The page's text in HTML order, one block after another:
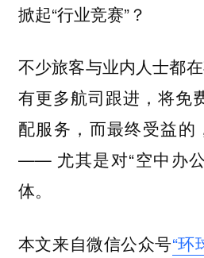
掀起“行业竞赛”？
不少旅客与业内人士都
有更多航司跟进，将免
配服务，而最终受益的
—— 尤其是对“空中办
体。
本文来自微信公众号“环